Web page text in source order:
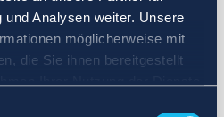
Analysen weiter. Unsere
möglicherweise mit
die Sie ihnen bereitgestellt